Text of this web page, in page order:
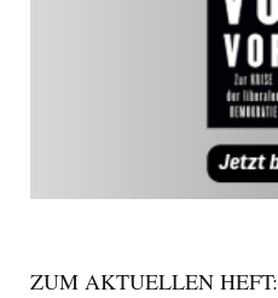
ZUM AKTUELLEN HEFT: